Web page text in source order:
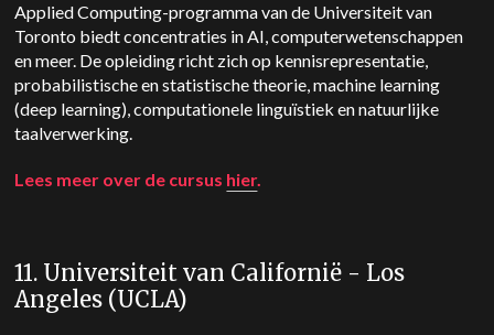
Applied Computing-programma van de Universiteit van
Toronto biedt concentraties in AI, computerwetenschappen
en meer. De opleiding richt zich op kennisrepresentatie,
probabilistische en statistische theorie, machine learning
(deep learning), computationele linguïstiek en natuurlijke
taalverwerking.
Lees meer over de cursus hier.
11. Universiteit van Californië - Los
Angeles (UCLA)